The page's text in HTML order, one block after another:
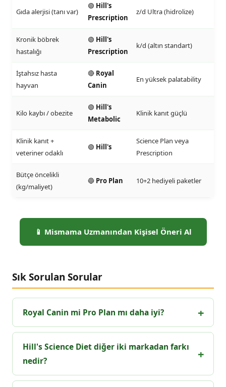
Gıda alerjisi (tanı var)
🟢 Hill's
Prescription
z/d Ultra (hidrolize)
Kronik böbrek
hastalığı
🟢 Hill's
Prescription
k/d (altın standart)
İştahsız hasta
hayvan
🔴 Royal
Canin
En yüksek palatability
Kilo kaybı / obezite
🟢 Hill's
Metabolic
Klinik kanıt güçlü
Klinik kanıt +
veteriner odaklı
🟢 Hill's
Science Plan veya
Prescription
Bütçe öncelikli
(kg/maliyet)
🔵 Pro Plan 10+2 hediyeli paketler
📱 Mismama Uzmanından Kişisel Öneri Al
Sık Sorulan Sorular
Royal Canin mi Pro Plan mı daha iyi?
Hill's Science Diet diğer iki markadan farkı
nedir?